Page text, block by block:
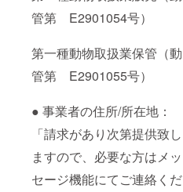
管第 E2901054号）
第一種動物取扱業保管（動
管第 E2901055号）
● 事業者の住所/所在地：
「請求があり次第提供致し
ますので、必要な方はメッ
セージ機能にてご連絡くだ